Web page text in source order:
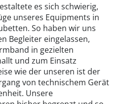
es sich schwierig,
unseres Equipments in
So haben wir uns
Begleiter eingelassen,
in gezielten
und zum Einsatz
wie der unseren ist der
von technischem Gerät
Unsere